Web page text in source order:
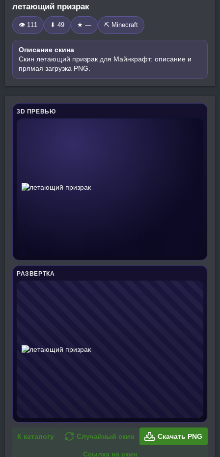
летающий призрак
👁 111 ⬇ 49 ★ — ⛏️ Minecraft
Описание скина
Скин летающий призрак для Майнкрафт: описание и
прямая загрузка PNG.
3D ПРЕВЬЮ
РАЗВЕРТКА
К каталогу Случайный скин Скачать PNG
Ссылка на скин